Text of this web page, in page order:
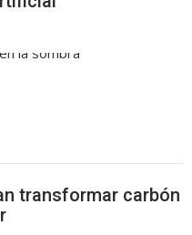
transformar carbón